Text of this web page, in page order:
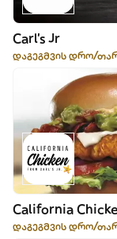
Carl's Jr
დაგეგმვის დრო/
California
დაგეგმვის დრო/